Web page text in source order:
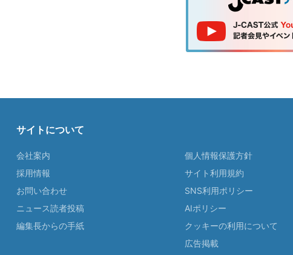
サイトについて
会社案内
採用情報
お問い合わせ
ニュース読者投稿
編集長からの手紙
個人情報保護方針
サイト利用規約
SNS利用ポリシー
AIポリシー
クッキーの利用について
広告掲載